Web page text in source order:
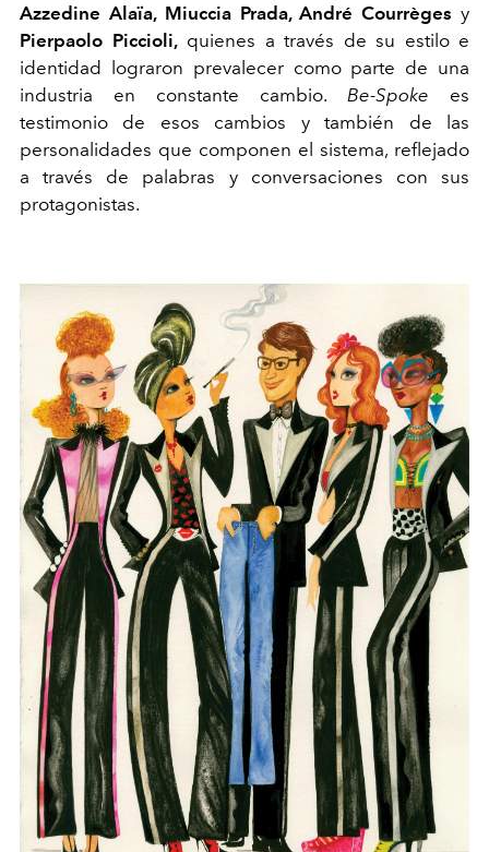
Azzedine Alaïa, Miuccia Prada, André Courrèges y
Pierpaolo Piccioli,quienes a través de su estilo e
identidad lograron prevalecer como parte de una
industria en constante cambio. Be-Spoke es
testimonio de esos cambios y también de las
personalidades que componen el sistema, reflejado
a través de palabras y conversaciones con sus
protagonistas.